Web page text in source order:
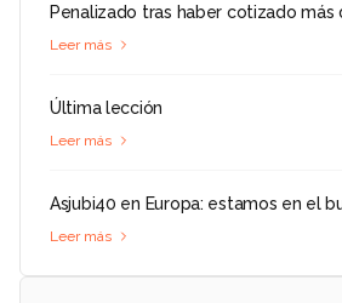
Penalizado tras haber cotizado más
Leer más
Última lección
Leer más
Asjubi40 en Europa: estamos en el
Leer más